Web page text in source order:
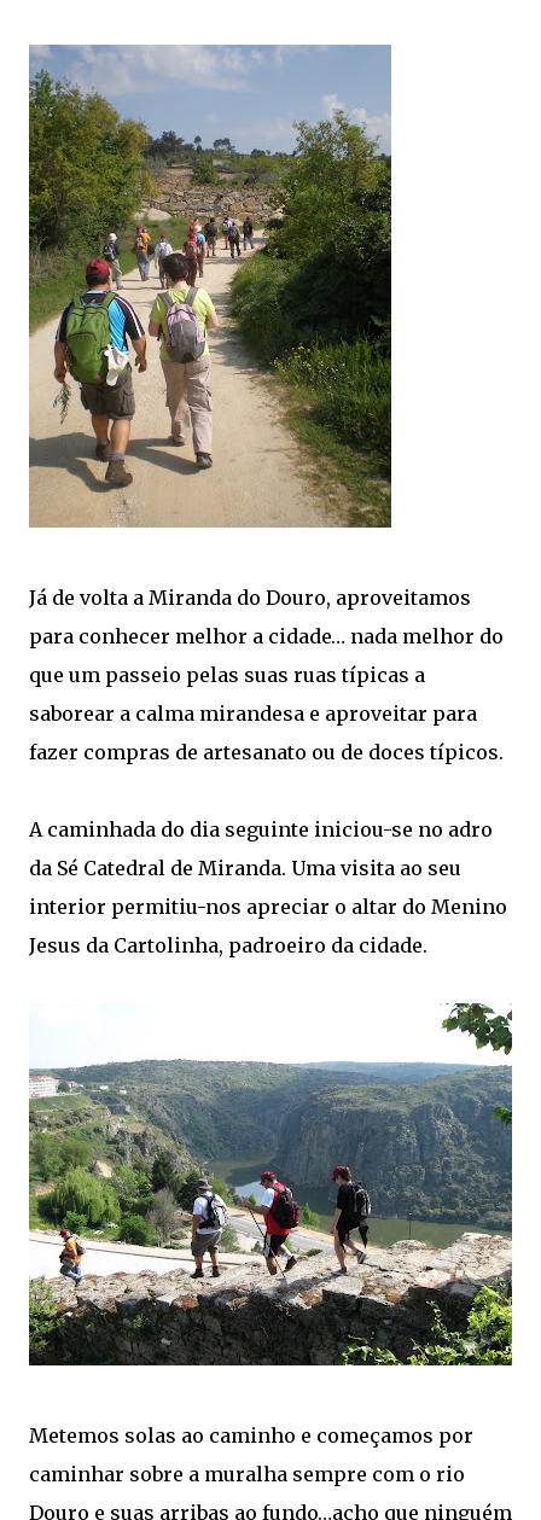
Já de volta a Miranda do Douro, aproveitamos
para conhecer melhor a cidade… nada melhor do
que um passeio pelas suas ruas típicas a
saborear a calma mirandesa e aproveitar para
fazer compras de artesanato ou de doces típicos.
A caminhada do dia seguinte iniciou-se no adro
da Sé Catedral de Miranda. Uma visita ao seu
interior permitiu-nos apreciar o altar do Menino
Jesus da Cartolinha, padroeiro da cidade.
Metemos solas ao caminho e começamos por
caminhar sobre a muralha sempre com o rio
Douro e suas arribas ao fundo…acho que ninguém